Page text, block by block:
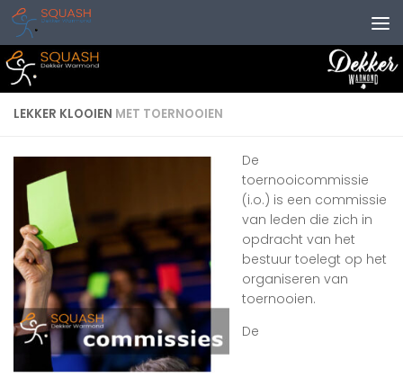
Doorgaan naar inhoud
LEKKER KLOOIEN MET TOERNOOIEN
De
toernooicommissie
(i.o.) is een commissie
van leden die zich in
opdracht van het
bestuur toelegt op het
organiseren van
toernooien.
De